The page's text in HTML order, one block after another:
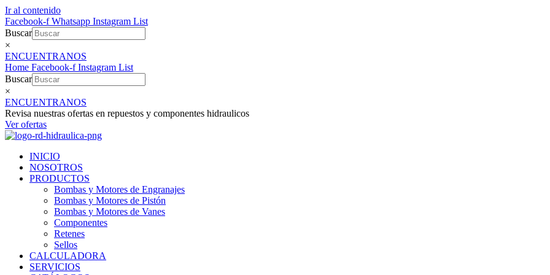
Ir al contenido
Facebook-f Whatsapp Instagram List
Buscar
×
ENCUENTRANOS
Home Facebook-f Instagram List
Buscar
×
ENCUENTRANOS
Revisa nuestras ofertas en repuestos y componentes hidraulicos
Ver ofertas
INICIO
NOSOTROS
PRODUCTOS
Bombas y Motores de Engranajes
Bombas y Motores de Pistón
Bombas y Motores de Vanes
Componentes
Retenes
Sellos
CALCULADORA
SERVICIOS